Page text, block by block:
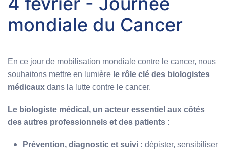
mondiale du Cancer
En ce jour de mobilisation mondiale contre le cancer, nous
souhaitons mettre en lumière le rôle clé des biologistes
médicaux dans la lutte contre le cancer.
Le biologiste médical, un acteur essentiel aux côtés
des autres professionnels et des patients :
Prévention, diagnostic et suivi : dépister, sensibiliser